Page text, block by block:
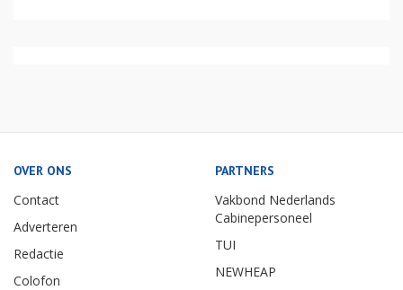
OVER ONS
Contact
Adverteren
Redactie
Colofon
PARTNERS
Vakbond Nederlands
Cabinepersoneel
TUI
NEWHEAP